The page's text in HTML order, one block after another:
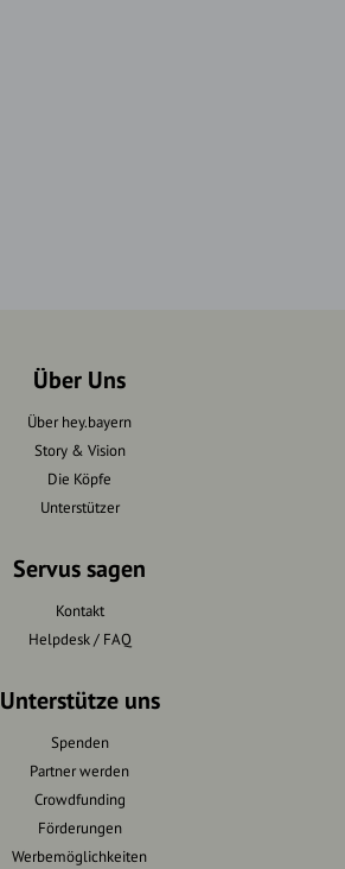
Über Uns
Über hey.bayern
Story & Vision
Die Köpfe
Unterstützer
Servus sagen
Kontakt
Helpdesk / FAQ
Unterstütze uns
Spenden
Partner werden
Crowdfunding
Förderungen
Werbemöglichkeiten